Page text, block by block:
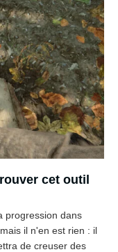
cet outil
progression dans
il n'en est rien : il
de creuser des